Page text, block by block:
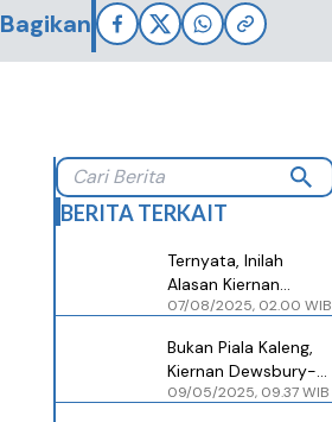
Bagikan
BERITA TERKAIT
Ternyata, Inilah
Alasan Kiernan
Dewsbury-Hall
07/08/2025, 02.00 WIB
Bukan Piala Kaleng,
Kiernan Dewsbury-
Hall Anggap Liga
09/05/2025, 09.37 WIB